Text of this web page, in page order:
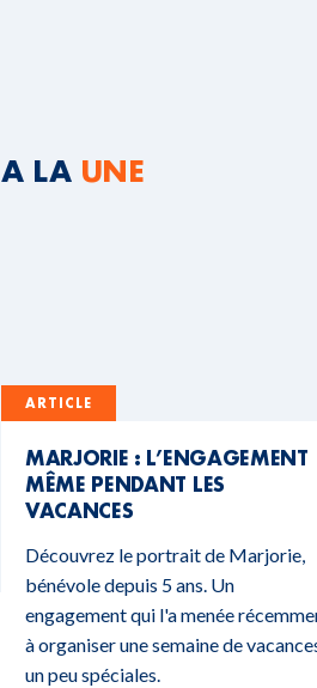
A LA UNE
ARTICLE
MARJORIE : L’ENGAGEMENT
MÊME PENDANT LES
VACANCES
Découvrez le portrait de Marjorie,
bénévole depuis 5 ans. Un
engagement qui l'a menée
à organiser une semaine de
un peu spéciales.